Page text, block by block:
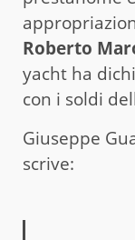
Roberto
yacht ha
con i soldi
Giuseppe
scrive: